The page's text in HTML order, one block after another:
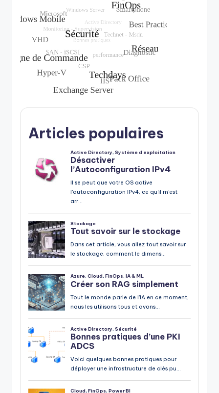
Articles populaires